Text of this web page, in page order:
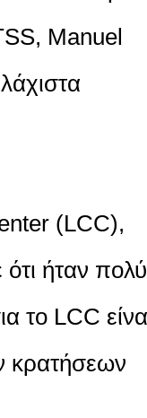
Manuel
(LCC),
ήταν πολύ
το LCC
κρατήσεων